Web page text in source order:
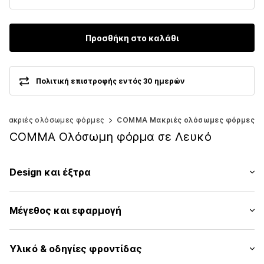
Προσθήκη στο καλάθι
Πολιτική επιστροφής εντός 30 ημερών
Μακριές ολόσωμες φόρμες COMMA Μακριές ολόσωμες φόρμες
COMMA Ολόσωμη φόρμα σε Λευκό
Design και έξτρα
Μπαντό
Πιέτες
Ελαστικό ζωνάρι/στρίφωμα
Εξώπλατο/έξωμο
Μέγεθος και εφαρμογή
Μήκος: Μακρύ/μάξι
Υλικό & οδηγίες φροντίδας